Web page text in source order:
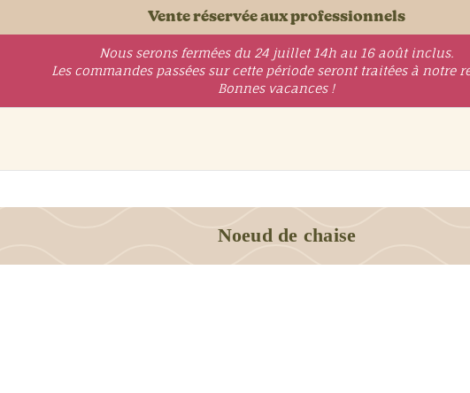
Vente réservée aux professionnels
Nous serons fermées du 24 juillet 14h au 16 août inclus.
Les commandes passées sur cette période seront traitées à notre
Bonnes vacances !
Noeud de chaise